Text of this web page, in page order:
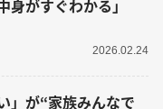
身がすぐわかる」
2026.02.24
」が“家族みんなで